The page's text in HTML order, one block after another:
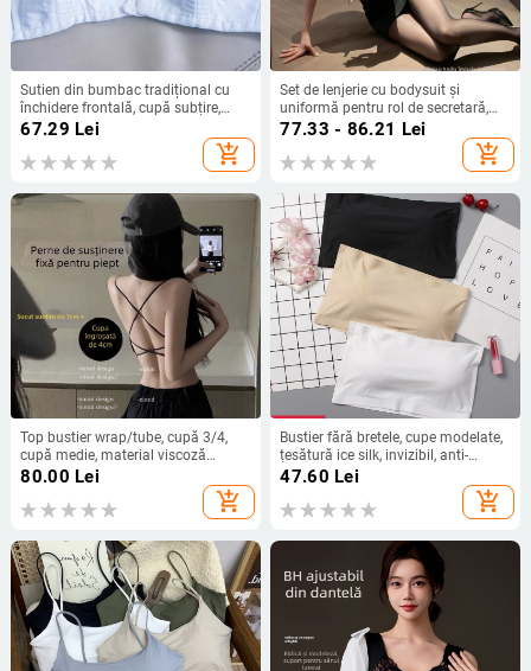
Sutien din bumbac tradițional cu
închidere frontală, cupă subțire,
cupă completă, bretele fixe duble
67.29 Lei
add_shopping_cart
Set de lenjerie cu bodysuit și
uniformă pentru rol de secretară,
pentru femei, poliester 90–95%,
77.33 - 86.21 Lei
add_shopping_cart
Top bustier wrap/tube, cupă 3/4,
cupă medie, material viscoză
nervurată, strângere, respirabil,
80.00 Lei
add_shopping_cart
Bustier fără bretele, cupe modelate,
țesătură ice silk, invizibil, anti-
alunecare, dintr-o piesă
47.60 Lei
add_shopping_cart